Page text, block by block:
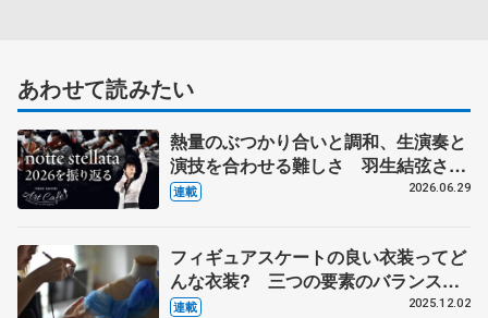
あわせて読みたい
熱量のぶつかり合いと調和、生演奏と
演技を合わせる難しさ 羽生結弦さん
とコラボの東北ユースオーケストラの
連載 2026.06.29
フィギュアスケートの良い衣装ってど
んな衣装? 三つの要素のバランスが
そろった羽生結弦さんの『ボレロ』
連載 2025.12.02